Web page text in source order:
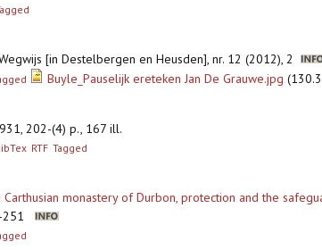
[in Destelbergen en Heusden], nr. 12 (2012), 2
Buyle_Pauselijk ereteken Jan De Grauwe.jpg
202-(4) p., 167 ill.
RTF Tagged
monastery of Durbon, protection and the
251